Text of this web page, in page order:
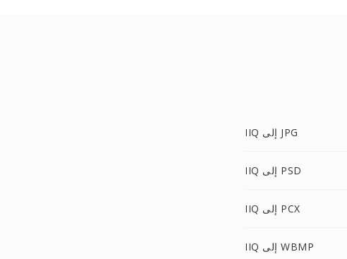
IIQ إلى JPG
IIQ إلى PSD
IIQ إلى PCX
IIQ إلى WBMP